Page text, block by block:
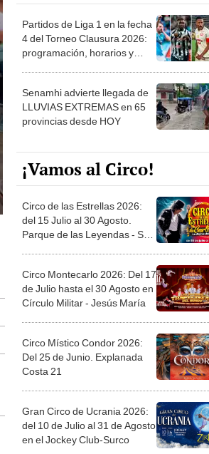
Partidos de Liga 1 en la fecha
4 del Torneo Clausura 2026:
programación, horarios y
Senamhi advierte llegada de
LLUVIAS EXTREMAS en 65
provincias desde HOY
¡Vamos al Circo!
Circo de las Estrellas 2026:
del 15 Julio al 30 Agosto.
Parque de las Leyendas - San
Circo Montecarlo 2026: Del 17
de Julio hasta el 30 Agosto en
Círculo Militar - Jesús María
Circo Místico Condor 2026:
Del 25 de Junio. Explanada
Costa 21
Gran Circo de Ucrania 2026:
del 10 de Julio al 31 de Agosto
en el Jockey Club-Surco